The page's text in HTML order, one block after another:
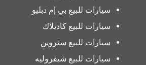
سيارات للبيع بي إم دبليو
سيارات للبيع كاديلاك
سيارات للبيع ستروين
سيارات للبيع شيفروليه